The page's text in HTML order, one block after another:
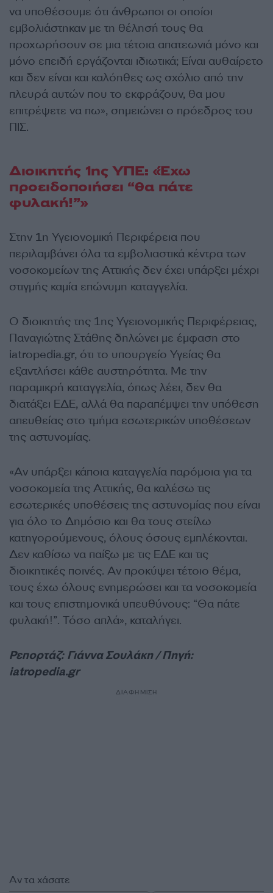
να υποθέσουμε ότι άνθρωποι οι οποίοι
εμβολιάστηκαν με τη θέλησή τους θα
προχωρήσουν σε μια τέτοια απατεωνιά μόνο και
μόνο επειδή εργάζονται ιδιωτικά; Είναι αυθαίρετο
και δεν είναι και καλόηθες ως σχόλιο από την
πλευρά αυτών που το εκφράζουν, θα μου
επιτρέψετε να πω», σημειώνει ο πρόεδρος του
ΠΙΣ.
Διοικητής 1ης ΥΠΕ: «Έχω
προειδοποιήσει “θα πάτε
φυλακή!”»
Στην 1η Υγειονομική Περιφέρεια που
περιλαμβάνει όλα τα εμβολιαστικά κέντρα των
νοσοκομείων της Αττικής δεν έχει υπάρξει μέχρι
στιγμής καμία επώνυμη καταγγελία.
Ο διοικητής της 1ης Υγειονομικής Περιφέρειας,
Παναγιώτης Στάθης δηλώνει με έμφαση στο
iatropedia.gr, ότι το υπουργείο Υγείας θα
εξαντλήσει κάθε αυστηρότητα. Με την
παραμικρή καταγγελία, όπως λέει, δεν θα
διατάξει ΕΔΕ, αλλά θα παραπέμψει την υπόθεση
απευθείας στο τμήμα εσωτερικών υποθέσεων
της αστυνομίας.
«Αν υπάρξει κάποια καταγγελία παρόμοια για τα
νοσοκομεία της Αττικής, θα καλέσω τις
εσωτερικές υποθέσεις της αστυνομίας που είναι
για όλο το Δημόσιο και θα τους στείλω
κατηγορούμενους, όλους όσους εμπλέκονται.
Δεν καθίσω να παίξω με τις ΕΔΕ και τις
διοικητικές ποινές. Αν προκύψει τέτοιο θέμα,
τους έχω όλους ενημερώσει και τα νοσοκομεία
και τους επιστημονικά υπευθύνους: “Θα πάτε
φυλακή!”. Τόσο απλά», καταλήγει.
Ρεπορτάζ: Γιάννα Σουλάκη / Πηγή:
iatropedia.gr
ΔΙΑΦΗΜΙΣΗ
Αν τα χάσατε